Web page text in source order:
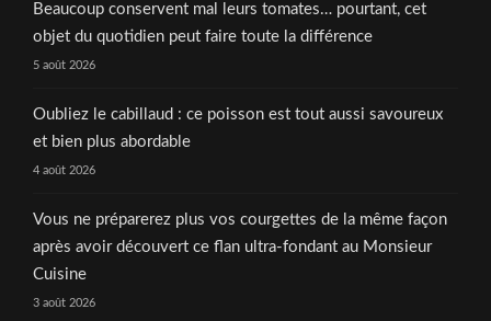
Beaucoup conservent mal leurs tomates… pourtant, cet
objet du quotidien peut faire toute la différence
5 août 2026
Oubliez le cabillaud : ce poisson est tout aussi savoureux
et bien plus abordable
4 août 2026
Vous ne préparerez plus vos courgettes de la même façon
après avoir découvert ce flan ultra-fondant au Monsieur
Cuisine
3 août 2026